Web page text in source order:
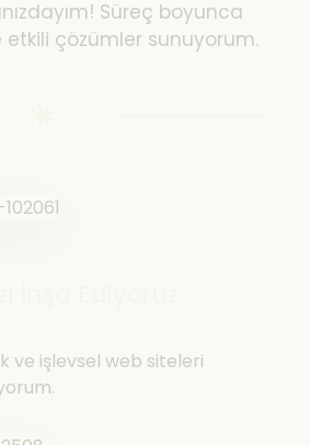
Süreç boyunca
etkili çözümler sunuyorum.
ve işlevsel web siteleri